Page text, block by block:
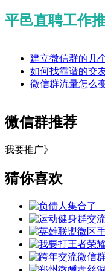
平邑直聘工作
建立微信群的几
如何找靠谱的交
微信群流量怎么
微信群推荐
我要推广》
猜你喜欢